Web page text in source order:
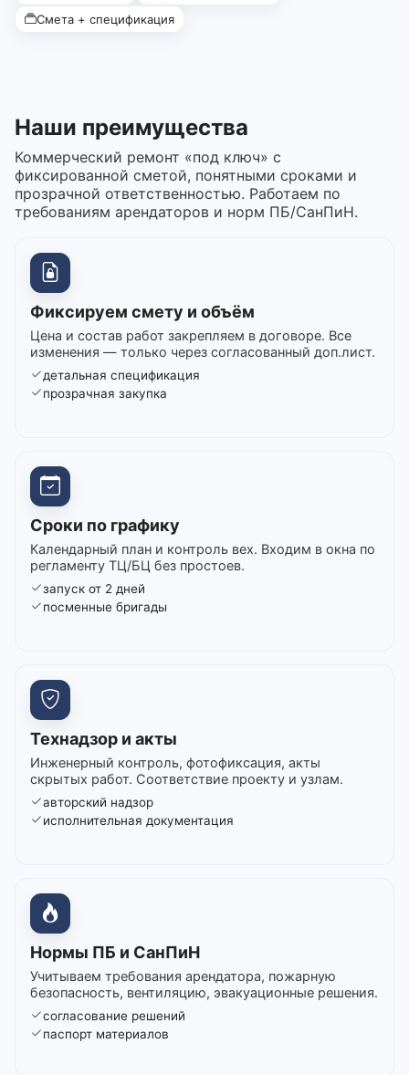
Смета + спецификация
Наши преимущества
Коммерческий ремонт «под ключ» с
фиксированной сметой, понятными сроками и
прозрачной ответственностью. Работаем по
требованиям арендаторов и норм ПБ/СанПиН.
Фиксируем смету и объём
Цена и состав работ закрепляем в договоре. Все
изменения — только через согласованный доп.лист.
детальная спецификация
прозрачная закупка
Сроки по графику
Календарный план и контроль вех. Входим в окна по
регламенту ТЦ/БЦ без простоев.
запуск от 2 дней
посменные бригады
Технадзор и акты
Инженерный контроль, фотофиксация, акты
скрытых работ. Соответствие проекту и узлам.
авторский надзор
исполнительная документация
Нормы ПБ и СанПиН
Учитываем требования арендатора, пожарную
безопасность, вентиляцию, эвакуационные решения.
согласование решений
паспорт материалов